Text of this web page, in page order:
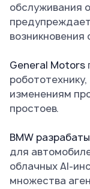
обслуживания
возникновения
General Motors
изменениям
простоев.
BMW
для
облачных AI-
множества